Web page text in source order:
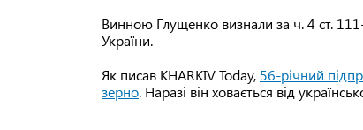
Винною Глущенко визнали за ч. 4 ст.
України.
Як писав KHARKIV Today, 56-річний
зерно. Наразі він ховається від